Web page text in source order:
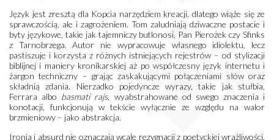
Język jest zresztą dla Kopcia narzędziem kreacji, dlatego wiąże się ze
sprawczością, ale i zagrożeniem. Tom zaludniają dziwaczne postacie i
byty językowe, takie jak tajemniczy butlonosi, Pan Pierożek czy Sfinks
z Tarnobrzega. Autor nie wypracowuje własnego idiolektu, lecz
pastiszuje i korzysta z różnych istniejących rejestrów – od stylizacji
biblijnej i maniery kronikarskiej aż po współczesny język internetu i
żargon techniczny – grając zaskakującymi połączeniami słów oraz
składnią zdania. Nierzadko pojedyncze wyrazy, takie jak stułbia,
Ferrara albo basmati rajs, wyabstrahowane od swego znaczenia i
konotacji, funkcjonują w tekście wyłącznie ze względu na walor
brzmieniowy – jako abstrakcja.
Ironia i absurd nie oznaczają wcale rezygnacji z poetyckiej wrażliwości.